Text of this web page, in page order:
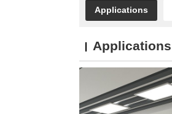
Applications
Applications